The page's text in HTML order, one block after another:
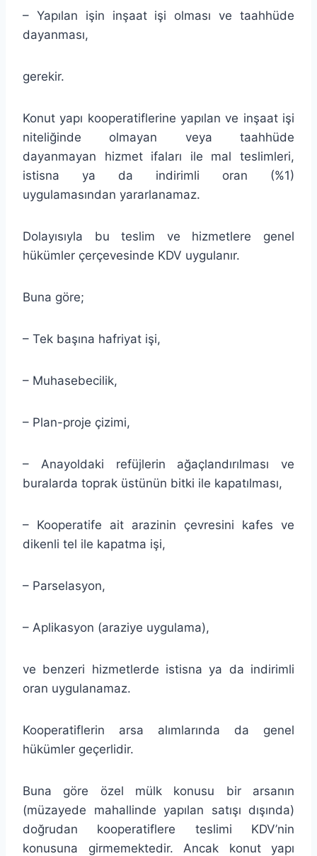
– Yapılan işin inşaat işi olması ve taahhüde
dayanması,
gerekir.
Konut yapı kooperatiflerine yapılan ve inşaat işi
niteliğinde olmayan veya taahhüde
dayanmayan hizmet ifaları ile mal teslimleri,
istisna ya da indirimli oran (%1)
uygulamasından yararlanamaz.
Dolayısıyla bu teslim ve hizmetlere genel
hükümler çerçevesinde KDV uygulanır.
Buna göre;
– Tek başına hafriyat işi,
– Muhasebecilik,
– Plan-proje çizimi,
– Anayoldaki refüjlerin ağaçlandırılması ve
buralarda toprak üstünün bitki ile kapatılması,
– Kooperatife ait arazinin çevresini kafes ve
dikenli tel ile kapatma işi,
– Parselasyon,
– Aplikasyon (araziye uygulama),
ve benzeri hizmetlerde istisna ya da indirimli
oran uygulanamaz.
Kooperatiflerin arsa alımlarında da genel
hükümler geçerlidir.
Buna göre özel mülk konusu bir arsanın
(müzayede mahallinde yapılan satışı dışında)
doğrudan kooperatiflere teslimi KDV’nin
konusuna girmemektedir. Ancak konut yapı